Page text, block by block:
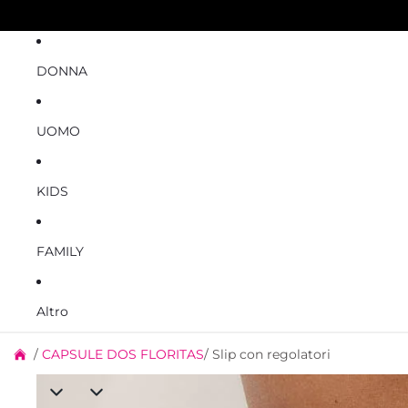
DONNA
UOMO
KIDS
FAMILY
Altro
/ CAPSULE DOS FLORITAS/ Slip con regolatori